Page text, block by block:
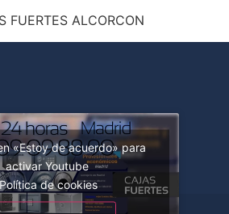
FUERTES ALCORCON
«Estoy de acuerdo» para
activar Youtube
Política de cookies